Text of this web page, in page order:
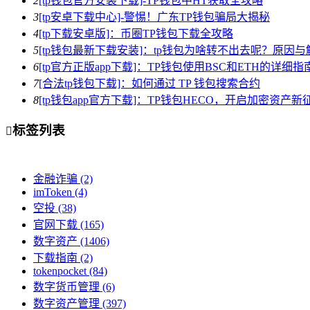
3[tp安卓下载中心]-警惕！广东TP钱包骗局大揭秘
4[tp下载安卓版]：币圈TP钱包下载全攻略
5[tp钱包最新下载安装]：tp钱包为啥转不出去呢？原因与
6[tp官方正版app下载]：TP钱包使用BSC和ETH的详细指
7[合法tp钱包下载]：如何通过 TP 钱包搜索合约
8[tp钱包app官方下载]：TP钱包HECO，开启加密资产新
标签列表
金融诈骗 (2)
imToken (4)
空投 (38)
官网下载 (165)
数字资产 (1406)
下载指南 (2)
tokenpocket (84)
数字货币管理 (6)
数字资产管理 (397)